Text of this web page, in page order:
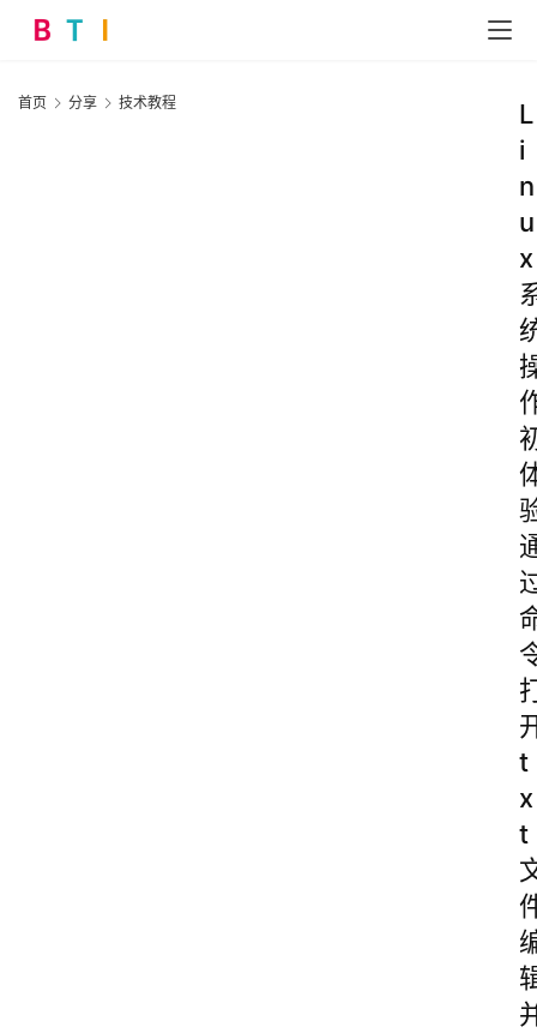
首页 分享 技术教程
L
i
n
u
x
t
x
t